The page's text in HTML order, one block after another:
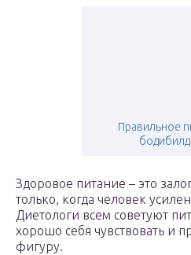
Правильное
Здоровое питание – это
только, когда человек
Диетологи всем советуют
хорошо себя чувствовать и
фигуру.